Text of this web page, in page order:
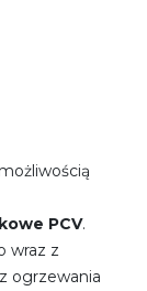
PCV.
wraz z
ogrzewania